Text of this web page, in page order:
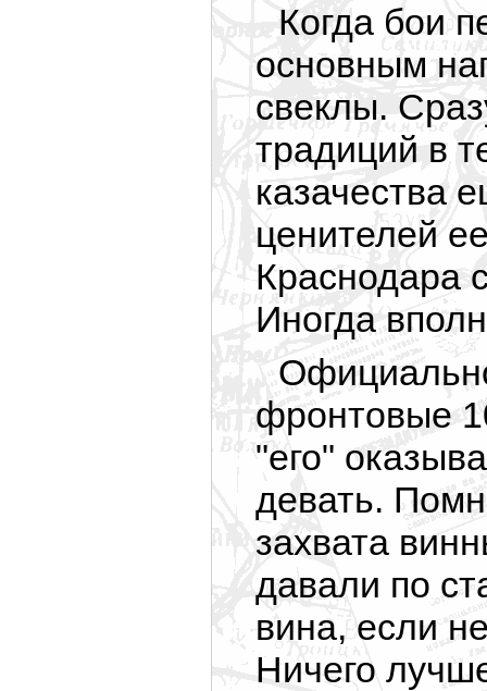
Когда бои
основным
свеклы.
традиций в
казачества
ценителей
Краснодара
Иногда
фронтовые
"его"
девать.
захвата
давали по
вина, если
Ничего